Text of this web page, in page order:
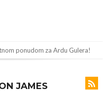
ponudom za Ardu Gulera!
Messija: Navijači i stručnjaci su
JAMES